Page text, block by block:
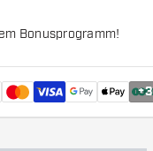
Bonusprogramm!
+3